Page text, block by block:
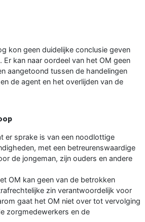
kon geen duidelijke conclusie geven
kan naar oordeel van het OM geen
aangetoond tussen de handelingen
de agent en het overlijden van de
er sprake is van een noodlottige
met een betreurenswaardige
de jongeman, zijn ouders en andere
OM kan geen van de betrokken
zin verantwoordelijk voor
gaat het OM niet over tot vervolging
zorgmedewerkers en de